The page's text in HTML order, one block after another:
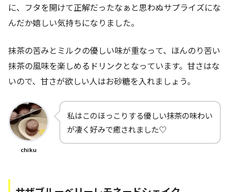
に、フタを開けて正解だったなぁと思わぬサプライズにな
んだか嬉しい気持ちになりました。
抹茶の苦みとミルクの優しい味が重なって、ほんのり苦い
抹茶の風味を楽しめるドリンクとなっています。甘さはな
いので、甘さが欲しい人はお砂糖を入れましょう。
chiku
私はこのほっこりする優しい抹茶の味わい
が凄く好みで癒されました♡